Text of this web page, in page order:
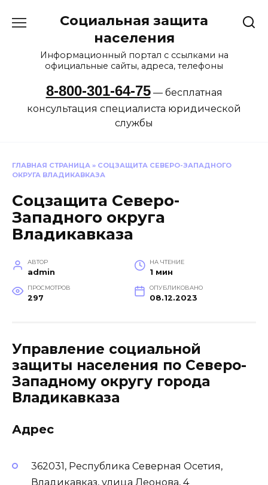
Социальная защита
населения
Информационный портал с ссылками на
официальные сайты, адреса, телефоны
8-800-301-64-75— бесплатная
консультация специалиста юридической
службы
ГЛАВНАЯ СТРАНИЦА » СОЦЗАЩИТА СЕВЕРО-ЗАПАДНОГО
ОКРУГА ВЛАДИКАВКАЗА
Соцзащита Северо-
Западного округа
Владикавказа
АВТОР
admin
НА ЧТЕНИЕ
1 мин
ПРОСМОТРОВ
297
ОПУБЛИКОВАНО
08.12.2023
Управление социальной
защиты населения по Северо-
Западному округу города
Владикавказа
Адрес
362031, Республика Северная Осетия,
Владикавказ, улица Леонова, 4